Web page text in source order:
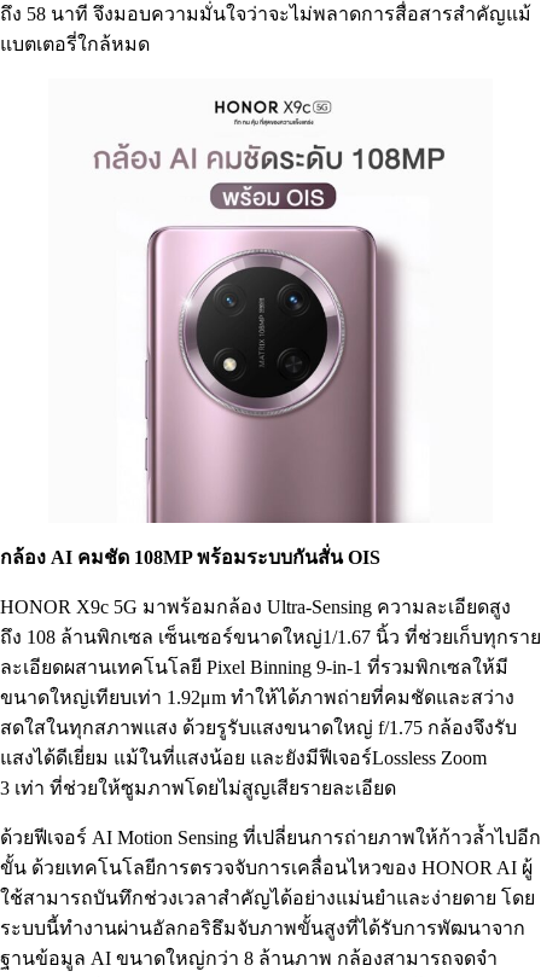
ถึง 58 นาที จึงมอบความมั่นใจว่าจะไม่พลาดการสื่อสารสำคัญแม้
แบตเตอรี่ใกล้หมด
กล้อง AI คมชัด 108MP พร้อมระบบกันสั่น OIS
HONOR X9c 5G มาพร้อมกล้อง Ultra-Sensing ความละเอียดสูง
ถึง 108 ล้านพิกเซล เซ็นเซอร์ขนาดใหญ่1/1.67 นิ้ว ที่ช่วยเก็บทุกราย
ละเอียดผสานเทคโนโลยี Pixel Binning 9-in-1 ที่รวมพิกเซลให้มี
ขนาดใหญ่เทียบเท่า 1.92μm ทำให้ได้ภาพถ่ายที่คมชัดและสว่าง
สดใสในทุกสภาพแสง ด้วยรูรับแสงขนาดใหญ่ f/1.75 กล้องจึงรับ
แสงได้ดีเยี่ยม แม้ในที่แสงน้อย และยังมีฟีเจอร์Lossless Zoom
3 เท่า ที่ช่วยให้ซูมภาพโดยไม่สูญเสียรายละเอียด
ด้วยฟีเจอร์ AI Motion Sensing ที่เปลี่ยนการถ่ายภาพให้ก้าวล้ำไปอีก
ขั้น ด้วยเทคโนโลยีการตรวจจับการเคลื่อนไหวของ HONOR AI ผู้
ใช้สามารถบันทึกช่วงเวลาสำคัญได้อย่างแม่นยำและง่ายดาย โดย
ระบบนี้ทำงานผ่านอัลกอริธึมจับภาพขั้นสูงที่ได้รับการพัฒนาจาก
ฐานข้อมูล AI ขนาดใหญ่กว่า 8 ล้านภาพ กล้องสามารถจดจำ